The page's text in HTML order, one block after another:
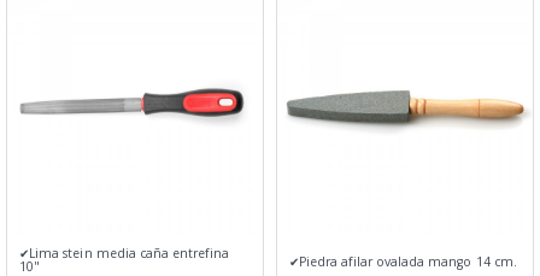
✔Lima stein media caña entrefina
10" ✔Piedra afilar ovalada mango 14 cm.